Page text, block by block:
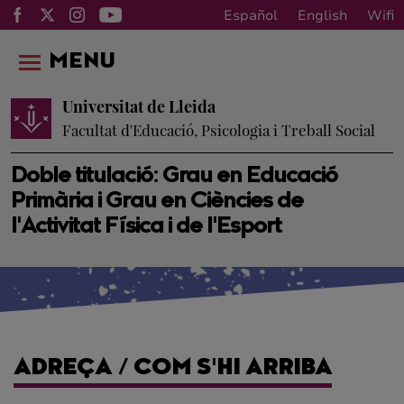
Español English Wifi
Doble titulació: Grau en Educació
Primària i Grau en Ciències de
l'Activitat Física i de l'Esport
Universitat de Lleida
Facultat d'Educació, Psicologia i Treball Social
MENU
ADREÇA / COM S'HI ARRIBA